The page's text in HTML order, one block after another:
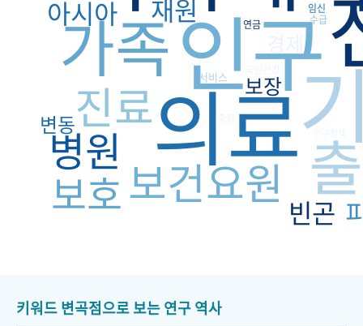
인구
의료
가족
진료
보건요원
병원
보호
아시아
빈곤
재원
보장
변동
서비스
연금 수급
임신
키워드 변곡점으로 보는 연구 역사